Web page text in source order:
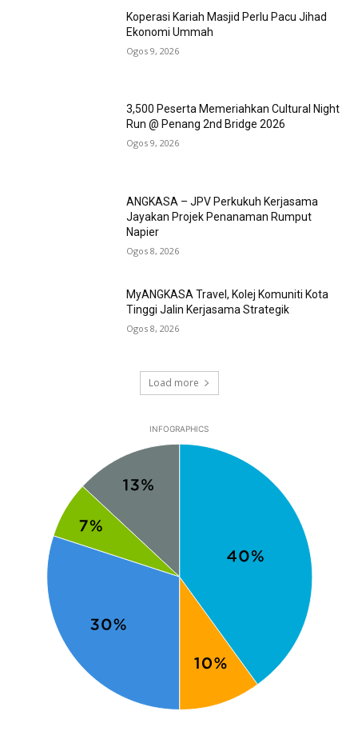
Koperasi Kariah Masjid Perlu Pacu Jihad
Ekonomi Ummah
Ogos 9, 2026
3,500 Peserta Memeriahkan Cultural Night
Run @ Penang 2nd Bridge 2026
Ogos 9, 2026
ANGKASA – JPV Perkukuh Kerjasama
Jayakan Projek Penanaman Rumput
Napier
Ogos 8, 2026
MyANGKASA Travel, Kolej Komuniti Kota
Tinggi Jalin Kerjasama Strategik
Ogos 8, 2026
Load more
INFOGRAPHICS